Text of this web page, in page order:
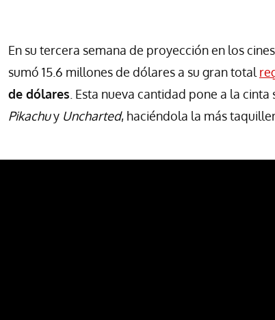
En su tercera semana de proyección en los
sumó 15.6 millones de dólares a su gran total
de dólares . Esta nueva cantidad pone a la
Pikachuy Uncharted, haciéndola la más